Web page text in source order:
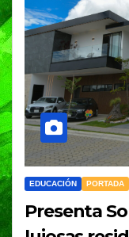
EDUCACIÓN PORTADA
Presenta